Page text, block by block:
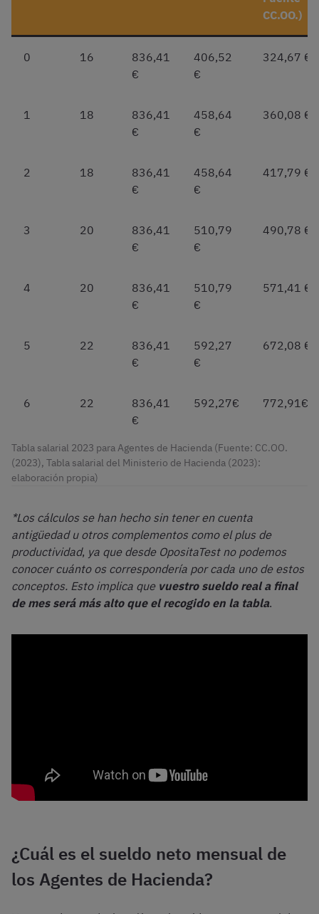
CC.OO.)
0 16
836,41
€
406,52
€
324,67 €
1 18
836,41
€
458,64
€
360,08 €
2 18
836,41
€
458,64
€
417,79 €
3 20
836,41
€
510,79
€
490,78 €
4 20
836,41
€
510,79
€
571,41 €
5 22
836,41
€
592,27
€
672,08 €
6 22
836,41
€
592,27€ 772,91€
Tabla salarial 2023 para Agentes de Hacienda (Fuente: CC.OO.
(2023), Tabla salarial del Ministerio de Hacienda (2023):
elaboración propia)
*Los cálculos se han hecho sin tener en cuenta
antigüedad u otros complementos como el plus de
productividad, ya que desde OpositaTest no podemos
conocer cuánto os correspondería por cada uno de estos
conceptos. Esto implica que vuestro sueldo real a final
de mes será más alto que el recogido en la tabla.
¿Cuál es el sueldo neto mensual de
los Agentes de Hacienda?